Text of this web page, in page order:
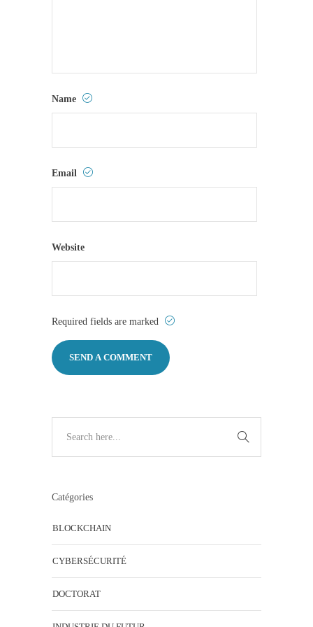
Name
Email
Website
Required fields are marked
Catégories
BLOCKCHAIN
CYBERSÉCURITÉ
DOCTORAT